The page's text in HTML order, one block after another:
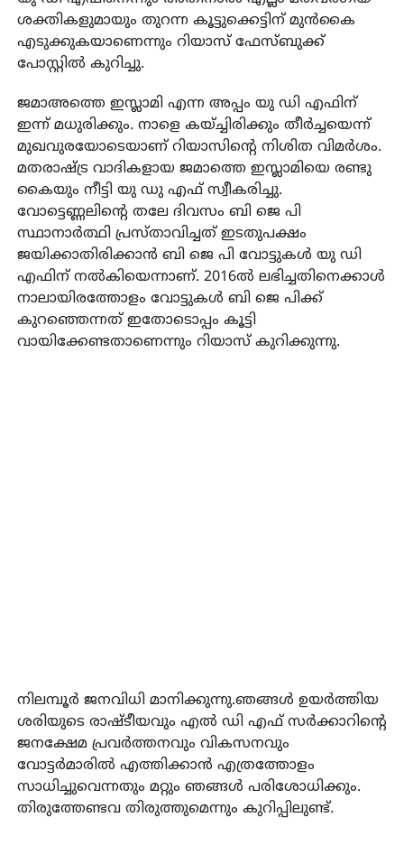
ശക്തികളുമായും തുറന്ന കൂട്ടുക്കെട്ടിന് മുന്‍കൈ
എടുക്കുകയാണെന്നും റിയാസ് ഫേസ്ബുക്ക്
പോസ്റ്റില്‍ കുറിച്ചു.
ജമാഅത്തെ ഇസ്ലാമി എന്ന അപ്പം യു ഡി എഫിന്
ഇന്ന് മധുരിക്കും. നാളെ കയ്ച്ചിരിക്കും തീര്‍ച്ചയെന്ന്
മുഖവുരയോടെയാണ് റിയാസിന്റെ നിശിത വിമര്‍ശം.
മതരാഷ്ട്ര വാദികളായ ജമാത്തെ ഇസ്ലാമിയെ രണ്ടു
കൈയും നീട്ടി യു ഡു എഫ് സ്വീകരിച്ചു.
വോട്ടെണ്ണലിന്റെ തലേ ദിവസം ബി ജെ പി
സ്ഥാനാര്‍ത്ഥി പ്രസ്താവിച്ചത് ഇടതുപക്ഷം
ജയിക്കാതിരിക്കാന്‍ ബി ജെ പി വോട്ടുകള്‍ യു ഡി
എഫിന് നല്‍കിയെന്നാണ്. 2016ല്‍ ലഭിച്ചതിനെക്കാള്‍
നാലായിരത്തോളം വോട്ടുകള്‍ ബി ജെ പിക്ക്
കുറഞ്ഞെന്നത് ഇതോടൊപ്പം കൂട്ടി
വായിക്കേണ്ടതാണെന്നും റിയാസ് കുറിക്കുന്നു.
നിലമ്പൂര്‍ ജനവിധി മാനിക്കുന്നു.ഞങ്ങള്‍ ഉയര്‍ത്തിയ
ശരിയുടെ രാഷ്ടീയവും എല്‍ ഡി എഫ് സര്‍ക്കാറിന്റെ
ജനക്ഷേമ പ്രവര്‍ത്തനവും വികസനവും
വോട്ടര്‍മാരില്‍ എത്തിക്കാന്‍ എത്രത്തോളം
സാധിച്ചുവെന്നതും മറ്റും ഞങ്ങള്‍ പരിശോധിക്കും.
തിരുത്തേണ്ടവ തിരുത്തുമെന്നും കുറിപ്പിലുണ്ട്.